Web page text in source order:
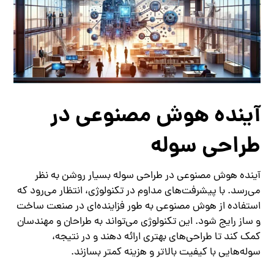
آینده هوش مصنوعی در
طراحی سوله
آینده هوش مصنوعی در طراحی سوله بسیار روشن به نظر
می‌رسد. با پیشرفت‌های مداوم در تکنولوژی، انتظار می‌رود که
استفاده از هوش مصنوعی به طور فزاینده‌ای در صنعت ساخت
و ساز رایج شود. این تکنولوژی می‌تواند به طراحان و مهندسان
کمک کند تا طراحی‌های بهتری ارائه دهند و در نتیجه،
سوله‌هایی با کیفیت بالاتر و هزینه کمتر بسازند.